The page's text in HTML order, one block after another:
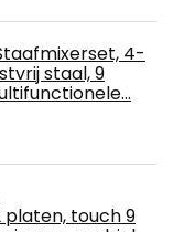
4-
staal, 9
touch 9